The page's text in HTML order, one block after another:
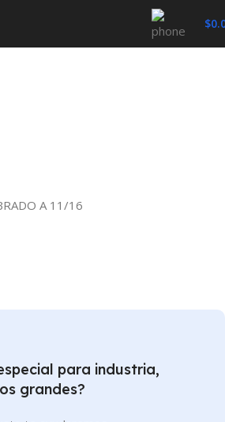
$
A 11/16
para industria,
grandes?